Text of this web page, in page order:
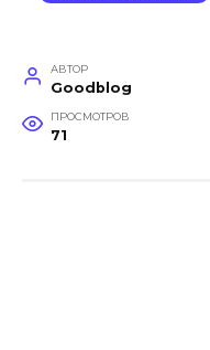
АВТОР
Goodblog
ПРОСМОТРОВ
71